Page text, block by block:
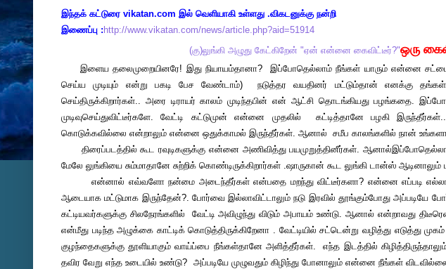
இந்தக் கட்டுரை vikatan.com இல் வெளியாகி உள்ளது .விகடனுக்கு நன்றி
இணைப்பு : http://www.vikatan.com/news/article.php?aid=51914
(கு)லுங்கி அழுது கேட்கிறேன் "ஏன் என்னை கைவிட்டீர்?"ஒரு
இளைய தலைமுறையினரே! இது நியாயம்தானா? இப்போதெல்லாம் நீங்கள் யாரும் என்னை
செய்ய முடியும் என்று பகடி பேச வேண்டாம்) நடுத்தர வயதினர் மட்டும்தான் எனக்கு
செய்திருக்கிறார்கள்.. அரை டிராயர் காலம் முடிந்தபின் என் ஆட்சி தொடங்கியது பழங்கதை.
முடிவுசெய்துவிட்டீர்களே. வேட்டி கட்டுமுன் என்னை முதலில் கட்டித்தானே பழகி
கொடுக்கவில்லை என்றாலும் என்னை ஒதுக்காமல் இருந்தீர்கள். ஆனால் சமீப காலங்களில் நான்
திரைப்படத்தில் கூட ரவுடிகளுக்கு என்னை அணிவித்து பயமுறுத்தினீர்கள்.
மேலே லுங்கியை சும்மாதானே சுற்றிக் கொண்டிருக்கிறார்கள் .ஷாருகான் கூட லுங்கி டான்ஸ்
என்னால் எவ்வளோ நன்மை அடைந்தீர்கள் என்பதை மறந்து விட்டீர்களா? என்னை எப்படி எல்லாம்
ஆடையாக மட்டுமாக இருந்தேன்?. போர்வை இல்லாவிட்டாலும் நடு இரவில் தூங்கும்போது அப்படியே
கட்டியவர்களுக்கு சிலநேரங்களில் வேட்டி அவிழுந்து விடும் அபாயம் உண்டு. ஆனால் என்றாவது
என்மீது படிந்த அழுக்கை காட்டிக் கொடுத்திருக்கிறேனா . வேட்டியில் சட்டென்று வழித்து எடுத்து
குழந்தைகளுக்கு தூளியாகும் வாய்ப்பை நீங்கள்தானே அளித்தீர்கள். எந்த இடத்தில்
தவிர வேறு எந்த உடையில் உண்டு? அப்படியே முழுவதும் கிழிந்து போனாலும் என்னை நீங்கள்